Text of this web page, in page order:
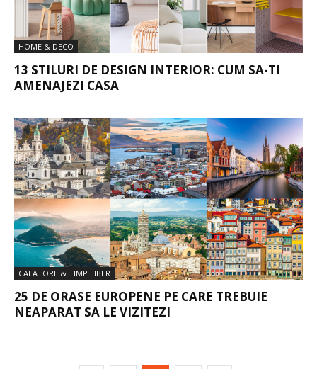
HOME & DECO
13 STILURI DE DESIGN INTERIOR: CUM SA-TI
AMENAJEZI CASA
CALATORII & TIMP LIBER
25 DE ORASE EUROPENE PE CARE TREBUIE
NEAPARAT SA LE VIZITEZI